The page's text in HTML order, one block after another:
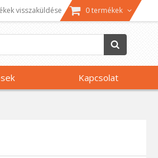
visszaküldése 0 termékek
Kapcsolat